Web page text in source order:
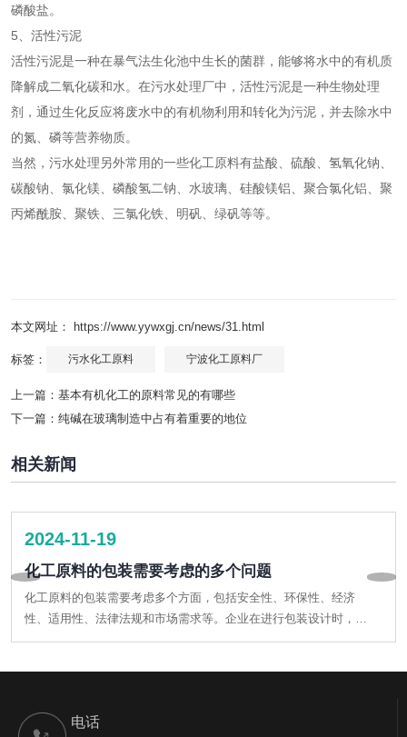
磷酸盐。
5、活性污泥
活性污泥是一种在暴气法生化池中生长的菌群，能够将水中的有机质
降解成二氧化碳和水。在污水处理厂中，活性污泥是一种生物处理
剂，通过生化反应将废水中的有机物利用和转化为污泥，并去除水中
的氮、磷等营养物质。
当然，污水处理另外常用的一些化工原料有盐酸、硫酸、氢氧化钠、
碳酸钠、氯化镁、磷酸氢二钠、水玻璃、硅酸镁铝、聚合氯化铝、聚
丙烯酰胺、聚铁、三氯化铁、明矾、绿矾等等。
本文网址： https://www.yywxgj.cn/news/31.html
标签： 污水化工原料 宁波化工原料厂
上一篇： 基本有机化工的原料常见的有哪些
下一篇： 纯碱在玻璃制造中占有着重要的地位
相关新闻
、环保性、经济
行包装设计时，应
储存过程中的安
化工原料的存在有着哪些重要性
化工原料一直在很多行业发光发亮，用自身优势
着。首先，化工原料的多样性使其可广泛应用于
如，石油化工产品可以用于制造塑料、合成纤维
电话